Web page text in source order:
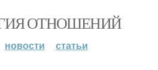
ОТНОШЕНИЙ
новости статьи